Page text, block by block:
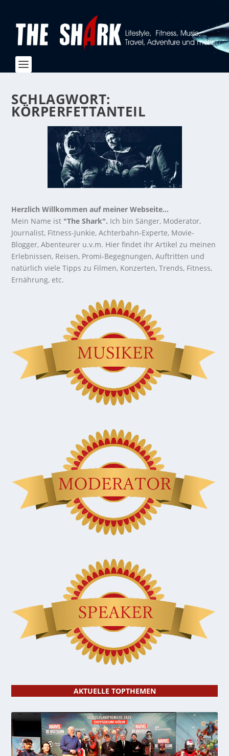
SCHLAGWORT:
KÖRPERFETTANTEIL
Herzlich Willkommen auf meiner Webseite...
Mein Name ist "The Shark". Ich bin Sänger, Moderator,
Journalist, Fitness-Junkie, Achterbahn-Experte, Movie-
Blogger, Abenteurer u.v.m. Hier findet ihr Artikel zu meinen
Erlebnissen, Reisen, Promi-Begegnungen, Auftritten und
natürlich viele Tipps zu Filmen, Konzerten, Trends, Fitness,
Ernährung, etc.
AKTUELLE TOPTHEMEN